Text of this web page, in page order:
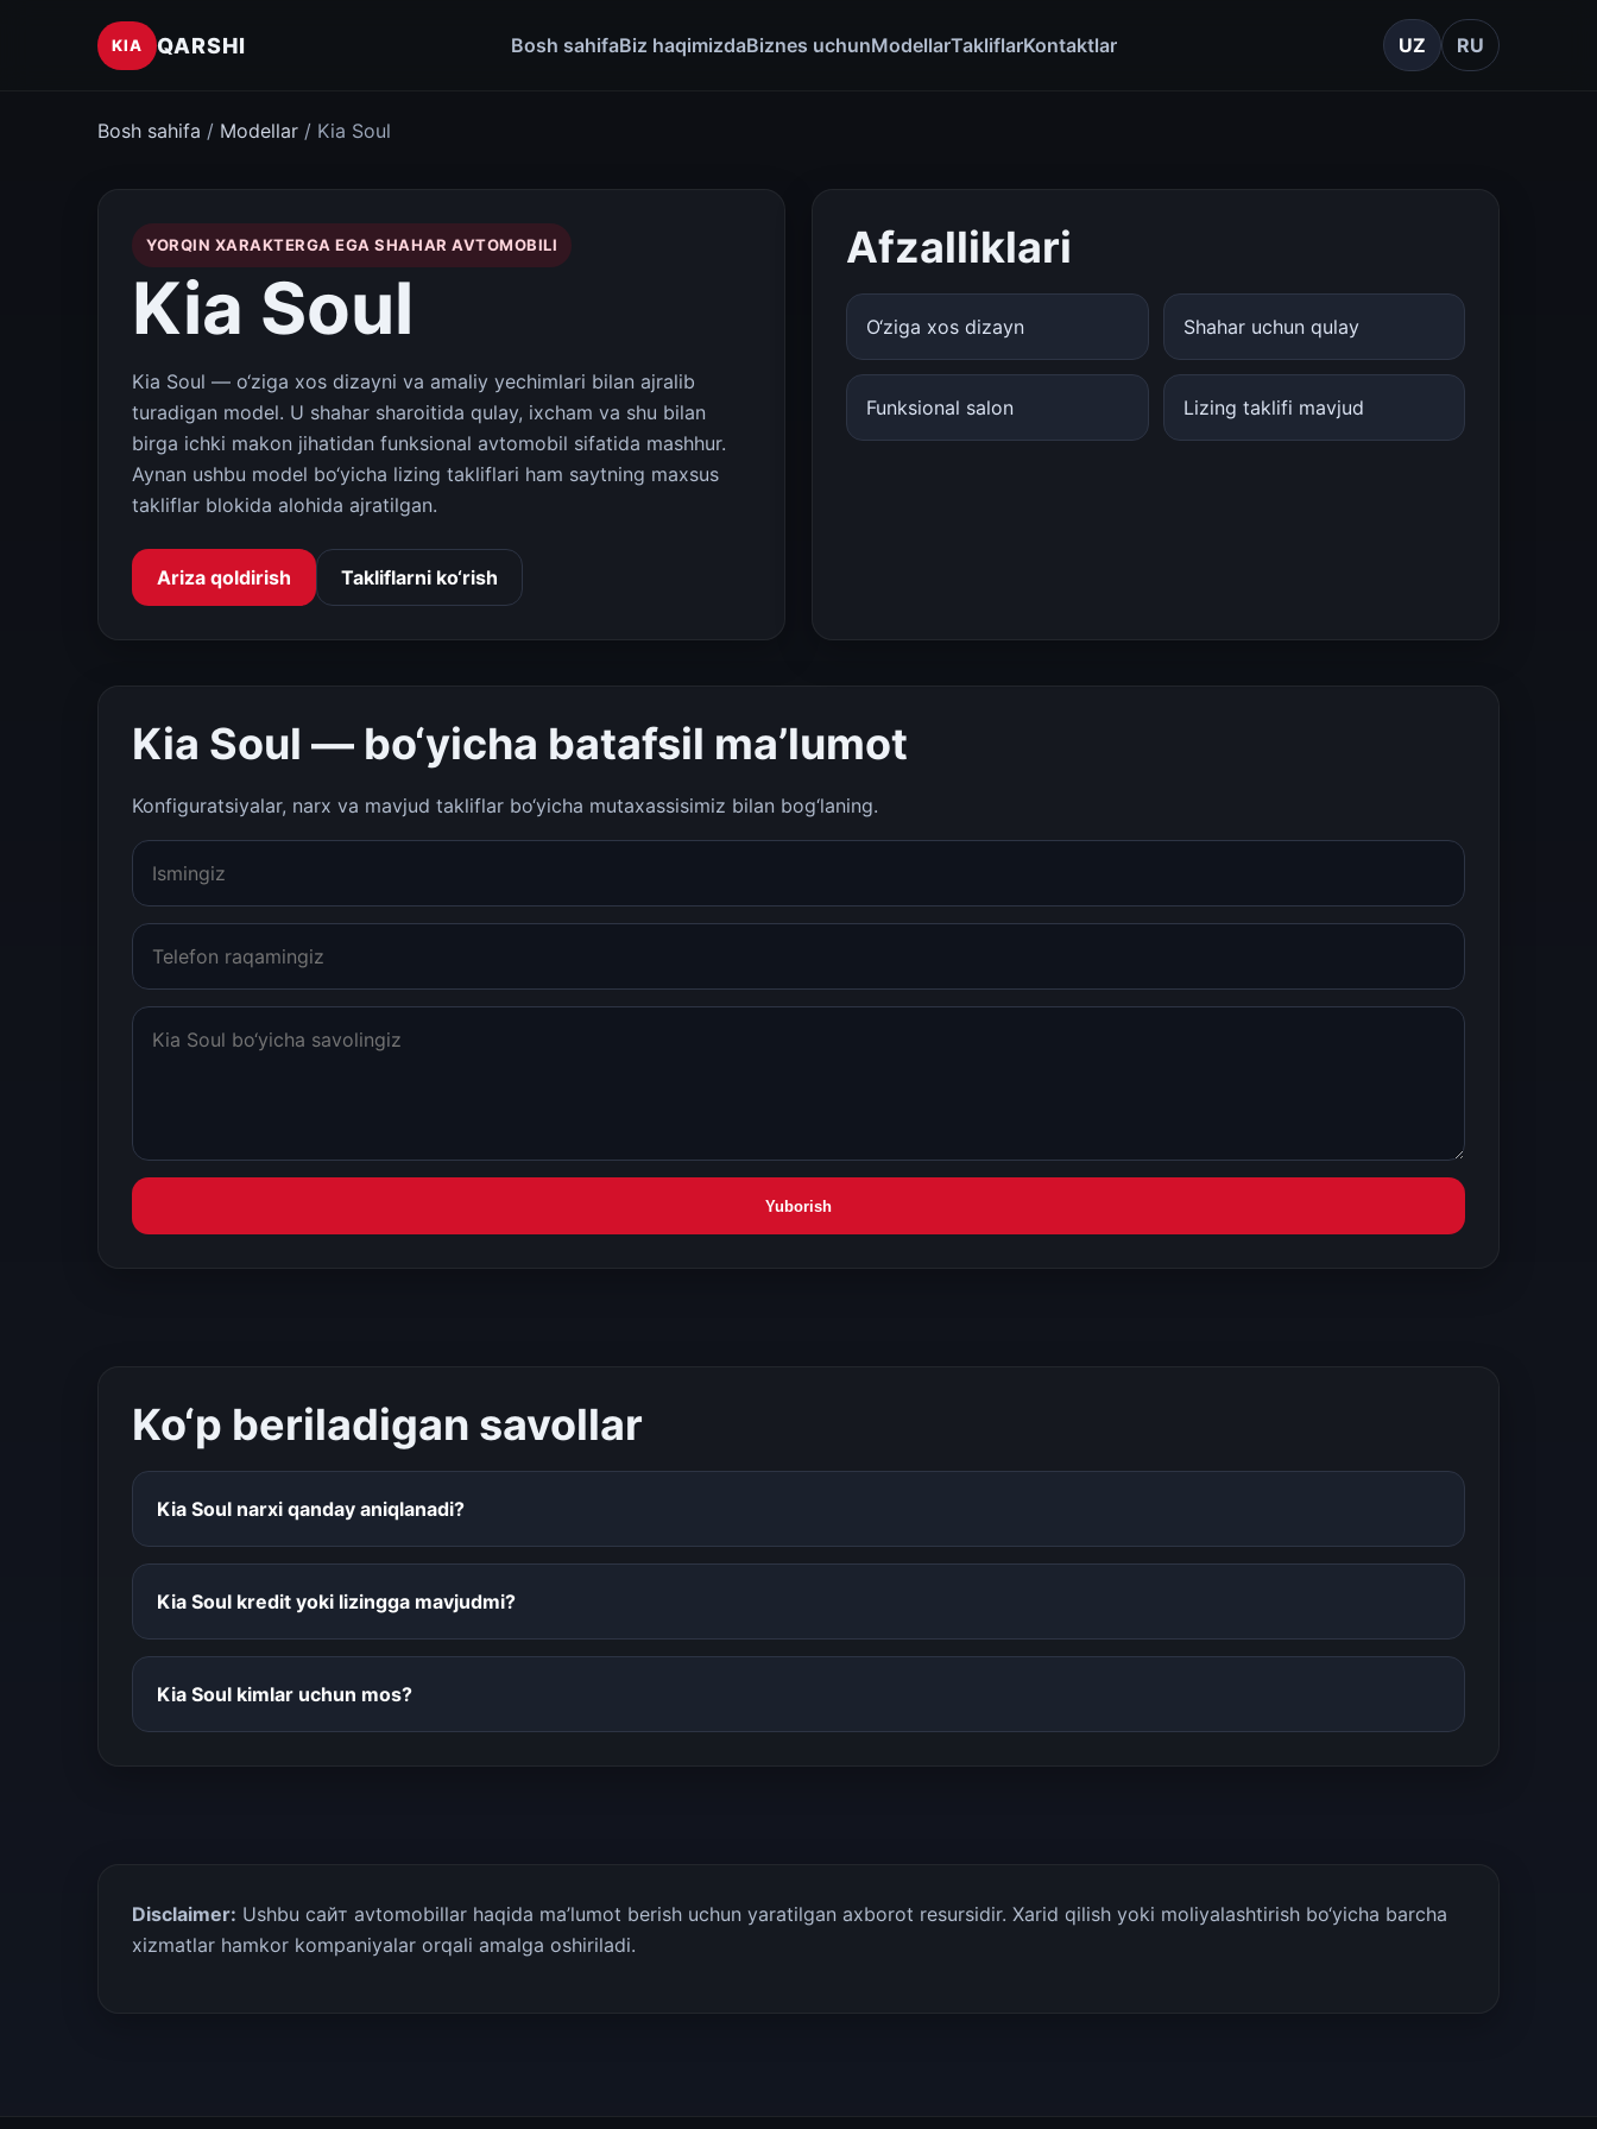
KIA QARSHI Bosh sahifaBiz haqimizdaBiznes uchunModellarTakliflarKontaktlar UZ RU
Bosh sahifa / Modellar / Kia Soul
YORQIN XARAKTERGA EGA SHAHAR AVTOMOBILI
Kia Soul
Kia Soul — o‘ziga xos dizayni va amaliy yechimlari bilan ajralib
turadigan model. U shahar sharoitida qulay, ixcham va shu bilan
birga ichki makon jihatidan funksional avtomobil sifatida mashhur.
Aynan ushbu model bo‘yicha lizing takliflari ham saytning maxsus
takliflar blokida alohida ajratilgan.
Ariza qoldirish Takliflarni ko‘rish
Afzalliklari
O‘ziga xos dizayn Shahar uchun qulay
Funksional salon Lizing taklifi mavjud
Kia Soul — bo‘yicha batafsil ma’lumot
Konfiguratsiyalar, narx va mavjud takliflar bo‘yicha mutaxassisimiz bilan bog‘laning.
Yuborish
Ko‘p beriladigan savollar
Kia Soul narxi qanday aniqlanadi?
Kia Soul kredit yoki lizingga mavjudmi?
Kia Soul kimlar uchun mos?
Disclaimer: Ushbu сайт avtomobillar haqida ma’lumot berish uchun yaratilgan axborot resursidir. Xarid qilish yoki moliyalashtirish bo‘yicha barcha
xizmatlar hamkor kompaniyalar orqali amalga oshiriladi.